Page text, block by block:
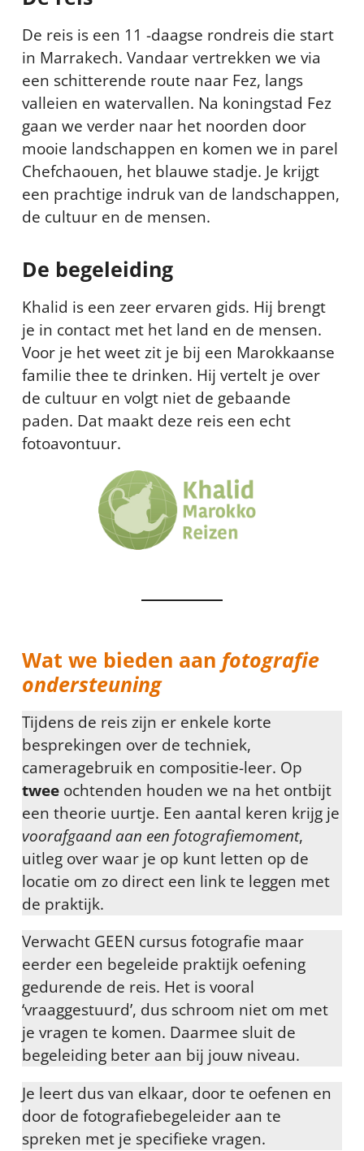
De reis is een 11 -daagse rondreis die start
in Marrakech. Vandaar vertrekken we via
een schitterende route naar Fez, langs
valleien en watervallen. Na koningstad Fez
gaan we verder naar het noorden door
mooie landschappen en komen we in parel
Chefchaouen, het blauwe stadje. Je krijgt
een prachtige indruk van de landschappen,
de cultuur en de mensen.
De begeleiding
Khalid is een zeer ervaren gids. Hij brengt
je in contact met het land en de mensen.
Voor je het weet zit je bij een Marokkaanse
familie thee te drinken. Hij vertelt je over
de cultuur en volgt niet de gebaande
paden. Dat maakt deze reis een echt
fotoavontuur.
Wat we bieden aan fotografie
ondersteuning
Tijdens de reis zijn er enkele korte
besprekingen over de techniek,
cameragebruik en compositie-leer. Op
tweeochtenden houden we na het ontbijt
een theorie uurtje. Een aantal keren krijg je
voorafgaand aan een fotografiemoment,
uitleg over waar je op kunt letten op de
locatie om zo direct een link te leggen met
de praktijk.
Verwacht GEEN cursus fotografie maar
eerder een begeleide praktijk oefening
gedurende de reis. Het is vooral
‘vraaggestuurd’, dus schroom niet om met
je vragen te komen. Daarmee sluit de
begeleiding beter aan bij jouw niveau.
Je leert dus van elkaar, door te oefenen en
door de fotografiebegeleider aan te
spreken met je specifieke vragen.